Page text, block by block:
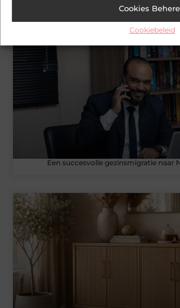
Cookies
Cookiebeleid
Welke trapleuninghouder wit past het
Een succesvolle gezinsmigratie naar